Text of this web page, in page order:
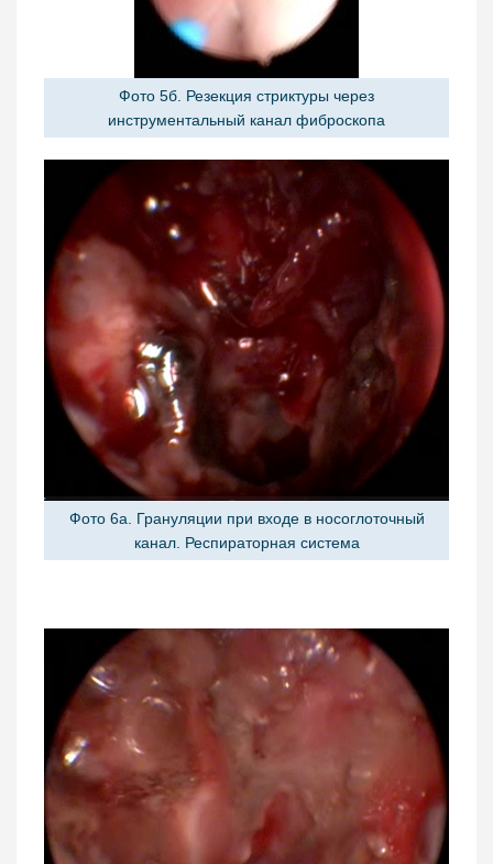
Фото 5б. Резекция стриктуры через
инструментальный канал фиброскопа
Фото 6а. Грануляции при входе в носоглоточный
канал. Респираторная система